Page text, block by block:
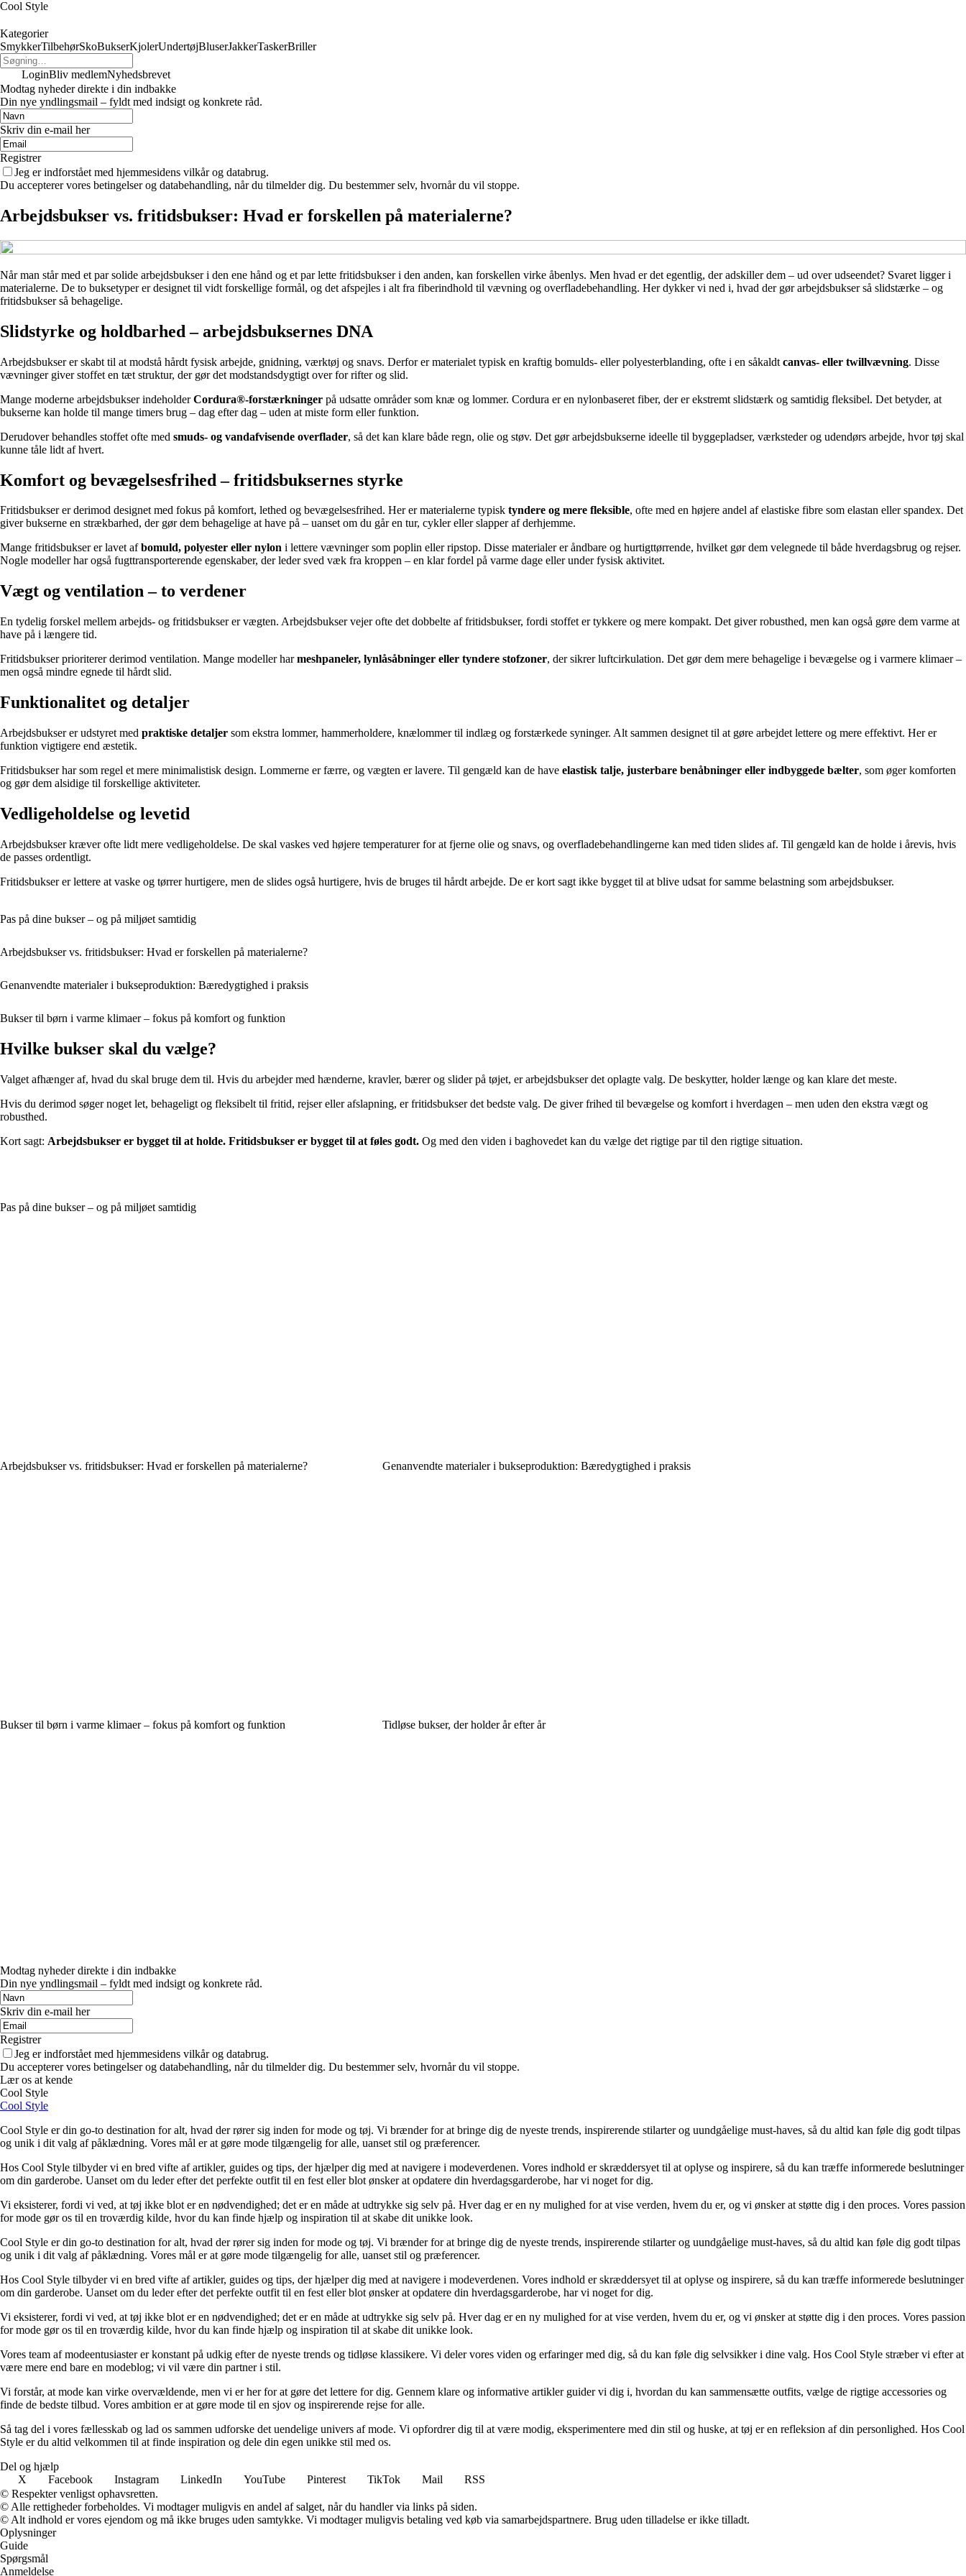
Cool Style
Kategorier
SmykkerTilbehørSkoBukserKjolerUndertøjBluserJakkerTaskerBriller
LoginBliv medlemNyhedsbrevet
Modtag nyheder direkte i din indbakke
Din nye yndlingsmail – fyldt med indsigt og konkrete råd.
Skriv din e-mail her
Registrer
Jeg er indforstået med hjemmesidens vilkår og databrug.
Du accepterer vores betingelser og databehandling, når du tilmelder dig. Du bestemmer selv, hvornår du vil stoppe.
Arbejdsbukser vs. fritidsbukser: Hvad er forskellen på materialerne?
Når man står med et par solide arbejdsbukser i den ene hånd og et par lette fritidsbukser i den anden, kan forskellen virke åbenlys. Men hvad er det egentlig, der adskiller dem – ud over udseendet? Svaret ligger i
materialerne. De to buksetyper er designet til vidt forskellige formål, og det afspejles i alt fra fiberindhold til vævning og overfladebehandling. Her dykker vi ned i, hvad der gør arbejdsbukser så slidstærke – og
fritidsbukser så behagelige.
Slidstyrke og holdbarhed – arbejdsbuksernes DNA
Arbejdsbukser er skabt til at modstå hårdt fysisk arbejde, gnidning, værktøj og snavs. Derfor er materialet typisk en kraftig bomulds- eller polyesterblanding, ofte i en såkaldt canvas- eller twillvævning. Disse
vævninger giver stoffet en tæt struktur, der gør det modstandsdygtigt over for rifter og slid.
Mange moderne arbejdsbukser indeholderCordura®-forstærkninger på udsatte områder som knæ og lommer. Cordura er en nylonbaseret fiber, der er ekstremt slidstærk og samtidig fleksibel. Det betyder, at
bukserne kan holde til mange timers brug – dag efter dag – uden at miste form eller funktion.
Derudover behandles stoffet ofte med smuds- og vandafvisende overflader, så det kan klare både regn, olie og støv. Det gør arbejdsbukserne ideelle til byggepladser, værksteder og udendørs arbejde, hvor tøj skal
kunne tåle lidt af hvert.
Komfort og bevægelsesfrihed – fritidsbuksernes styrke
Fritidsbukser er derimod designet med fokus på komfort, lethed og bevægelsesfrihed. Her er materialerne typisk tyndere og mere fleksible, ofte med en højere andel af elastiske fibre som elastan eller spandex. Det
giver bukserne en strækbarhed, der gør dem behagelige at have på – uanset om du går en tur, cykler eller slapper af derhjemme.
Mange fritidsbukser er lavet afbomuld, polyester eller nylon i lettere vævninger som poplin eller ripstop. Disse materialer er åndbare og hurtigttørrende, hvilket gør dem velegnede til både hverdagsbrug og rejser.
Nogle modeller har også fugttransporterende egenskaber, der leder sved væk fra kroppen – en klar fordel på varme dage eller under fysisk aktivitet.
Vægt og ventilation – to verdener
En tydelig forskel mellem arbejds- og fritidsbukser er vægten. Arbejdsbukser vejer ofte det dobbelte af fritidsbukser, fordi stoffet er tykkere og mere kompakt. Det giver robusthed, men kan også gøre dem varme at
have på i længere tid.
Fritidsbukser prioriterer derimod ventilation. Mange modeller harmeshpaneler, lynlåsåbninger eller tyndere stofzoner, der sikrer luftcirkulation. Det gør dem mere behagelige i bevægelse og i varmere klimaer –
men også mindre egnede til hårdt slid.
Funktionalitet og detaljer
Arbejdsbukser er udstyret med praktiske detaljer som ekstra lommer, hammerholdere, knælommer til indlæg og forstærkede syninger. Alt sammen designet til at gøre arbejdet lettere og mere effektivt. Her er
funktion vigtigere end æstetik.
Fritidsbukser har som regel et mere minimalistisk design. Lommerne er færre, og vægten er lavere. Til gengæld kan de have elastisk talje, justerbare benåbninger eller indbyggede bælter, som øger komforten
og gør dem alsidige til forskellige aktiviteter.
Vedligeholdelse og levetid
Arbejdsbukser kræver ofte lidt mere vedligeholdelse. De skal vaskes ved højere temperaturer for at fjerne olie og snavs, og overfladebehandlingerne kan med tiden slides af. Til gengæld kan de holde i årevis, hvis
de passes ordentligt.
Fritidsbukser er lettere at vaske og tørrer hurtigere, men de slides også hurtigere, hvis de bruges til hårdt arbejde. De er kort sagt ikke bygget til at blive udsat for samme belastning som arbejdsbukser.
Pas på dine bukser – og på miljøet samtidig
Arbejdsbukser vs. fritidsbukser: Hvad er forskellen på materialerne?
Genanvendte materialer i bukseproduktion: Bæredygtighed i praksis
Bukser til børn i varme klimaer – fokus på komfort og funktion
Hvilke bukser skal du vælge?
Valget afhænger af, hvad du skal bruge dem til. Hvis du arbejder med hænderne, kravler, bærer og slider på tøjet, er arbejdsbukser det oplagte valg. De beskytter, holder længe og kan klare det meste.
Hvis du derimod søger noget let, behageligt og fleksibelt til fritid, rejser eller afslapning, er fritidsbukser det bedste valg. De giver frihed til bevægelse og komfort i hverdagen – men uden den ekstra vægt og
robusthed.
Kort sagt: Arbejdsbukser er bygget til at holde. Fritidsbukser er bygget til at føles godt. Og med den viden i baghovedet kan du vælge det rigtige par til den rigtige situation.
Pas på dine bukser – og på miljøet samtidig
Arbejdsbukser vs. fritidsbukser: Hvad er forskellen på materialerne? Genanvendte materialer i bukseproduktion: Bæredygtighed i praksis
Bukser til børn i varme klimaer – fokus på komfort og funktion Tidløse bukser, der holder år efter år
Modtag nyheder direkte i din indbakke
Din nye yndlingsmail – fyldt med indsigt og konkrete råd.
Skriv din e-mail her
Registrer
Jeg er indforstået med hjemmesidens vilkår og databrug.
Du accepterer vores betingelser og databehandling, når du tilmelder dig. Du bestemmer selv, hvornår du vil stoppe.
Lær os at kende
Cool Style
Cool Style
Cool Style er din go-to destination for alt, hvad der rører sig inden for mode og tøj. Vi brænder for at bringe dig de nyeste trends, inspirerende stilarter og uundgåelige must-haves, så du altid kan føle dig godt tilpas
og unik i dit valg af påklædning. Vores mål er at gøre mode tilgængelig for alle, uanset stil og præferencer.
Hos Cool Style tilbyder vi en bred vifte af artikler, guides og tips, der hjælper dig med at navigere i modeverdenen. Vores indhold er skræddersyet til at oplyse og inspirere, så du kan træffe informerede beslutninger
om din garderobe. Uanset om du leder efter det perfekte outfit til en fest eller blot ønsker at opdatere din hverdagsgarderobe, har vi noget for dig.
Vi eksisterer, fordi vi ved, at tøj ikke blot er en nødvendighed; det er en måde at udtrykke sig selv på. Hver dag er en ny mulighed for at vise verden, hvem du er, og vi ønsker at støtte dig i den proces. Vores passion
for mode gør os til en troværdig kilde, hvor du kan finde hjælp og inspiration til at skabe dit unikke look.
Cool Style er din go-to destination for alt, hvad der rører sig inden for mode og tøj. Vi brænder for at bringe dig de nyeste trends, inspirerende stilarter og uundgåelige must-haves, så du altid kan føle dig godt tilpas
og unik i dit valg af påklædning. Vores mål er at gøre mode tilgængelig for alle, uanset stil og præferencer.
Hos Cool Style tilbyder vi en bred vifte af artikler, guides og tips, der hjælper dig med at navigere i modeverdenen. Vores indhold er skræddersyet til at oplyse og inspirere, så du kan træffe informerede beslutninger
om din garderobe. Uanset om du leder efter det perfekte outfit til en fest eller blot ønsker at opdatere din hverdagsgarderobe, har vi noget for dig.
Vi eksisterer, fordi vi ved, at tøj ikke blot er en nødvendighed; det er en måde at udtrykke sig selv på. Hver dag er en ny mulighed for at vise verden, hvem du er, og vi ønsker at støtte dig i den proces. Vores passion
for mode gør os til en troværdig kilde, hvor du kan finde hjælp og inspiration til at skabe dit unikke look.
Vores team af modeentusiaster er konstant på udkig efter de nyeste trends og tidløse klassikere. Vi deler vores viden og erfaringer med dig, så du kan føle dig selvsikker i dine valg. Hos Cool Style stræber vi efter at
være mere end bare en modeblog; vi vil være din partner i stil.
Vi forstår, at mode kan virke overvældende, men vi er her for at gøre det lettere for dig. Gennem klare og informative artikler guider vi dig i, hvordan du kan sammensætte outfits, vælge de rigtige accessories og
finde de bedste tilbud. Vores ambition er at gøre mode til en sjov og inspirerende rejse for alle.
Så tag del i vores fællesskab og lad os sammen udforske det uendelige univers af mode. Vi opfordrer dig til at være modig, eksperimentere med din stil og huske, at tøj er en refleksion af din personlighed. Hos Cool
Style er du altid velkommen til at finde inspiration og dele din egen unikke stil med os.
Del og hjælp
X
Facebook Instagram LinkedIn YouTube Pinterest TikTok Mail
RSS
© Respekter venligst ophavsretten.
© Alle rettigheder forbeholdes. Vi modtager muligvis en andel af salget, når du handler via links på siden.
© Alt indhold er vores ejendom og må ikke bruges uden samtykke. Vi modtager muligvis betaling ved køb via samarbejdspartnere. Brug uden tilladelse er ikke tilladt.
Oplysninger
Guide
Spørgsmål
Anmeldelse